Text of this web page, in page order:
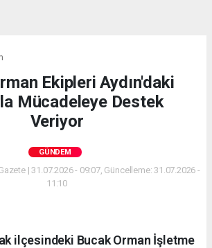
Ekipleri Aydın'daki
Mücadeleye Destek
Veriyor
GÜNDEM
| 31.07.2026 - 09:07, Güncelleme: 31.07.2026 -
11:10
ilçesindeki Bucak Orman İşletme